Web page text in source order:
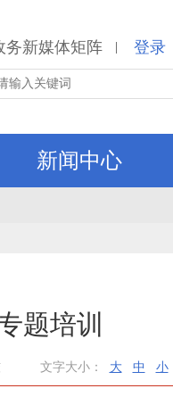
务新媒体矩阵 | 登录
新闻中心
题培训
文字大小： 大 中 小